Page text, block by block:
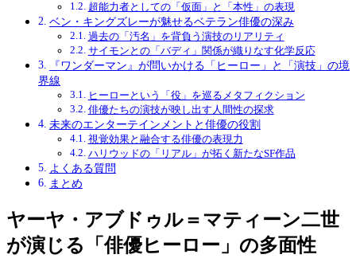
超能力者としての「仮面」と「本性」の表現
ベン・キングズレーが魅せるベテラン俳優の深み
過去の「汚名」を背負う演技のリアリティ
サイモンとの「バディ」関係が織りなす化学反応
『ワンダーマン』が問いかける「ヒーロー」と「演技」の境
界線
ヒーローという「役」を巡るメタフィクション
俳優たちの演技が映し出す人間性の探求
未来のエンターテインメントと俳優の役割
視覚効果と融合する俳優の表現力
ハリウッドの「リアル」が拓く新たなSF作品
よくある質問
まとめ
ヤーヤ・アブドゥル＝マティーン二世
が演じる「俳優ヒーロー」の多面性